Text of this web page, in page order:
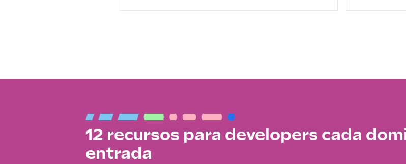
12 recursos para developers cada
entrada